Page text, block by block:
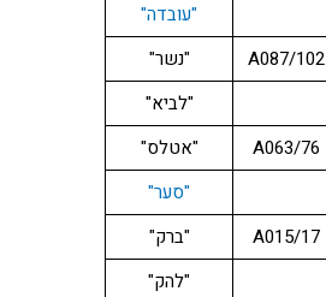
"עובדה"
102/A087
"נשר"
"לביא"
76/A063
"אטלס"
"סער"
17/A015
"ברק"
"להק"